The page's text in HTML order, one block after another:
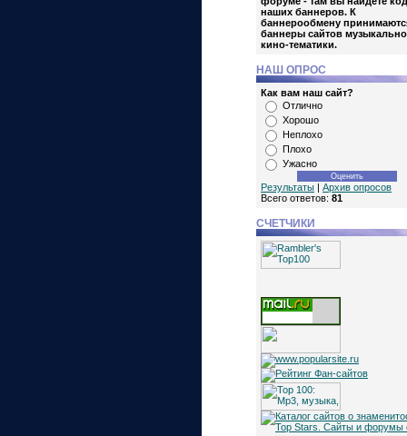
наших баннеров. К
баннерообмену
баннеры сайтов
кино-тематики.
НАШ ОПРОС
Как вам наш сайт?
Отлично
Хорошо
Неплохо
Плохо
Ужасно
Результаты | Архив опросов
Всего ответов: 81
СЧЕТЧИКИ